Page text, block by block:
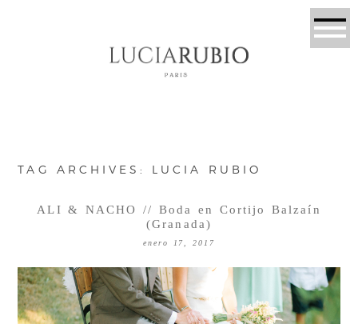
TAG ARCHIVES: LUCIA RUBIO
ALI & NACHO // Boda en Cortijo Balzaín
(Granada)
enero 17, 2017